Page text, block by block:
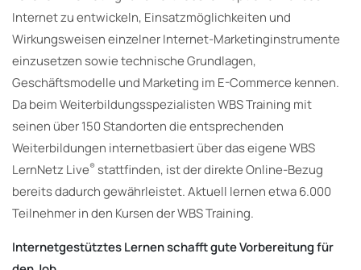
Internet zu entwickeln, Einsatzmöglichkeiten und
Wirkungsweisen einzelner Internet-Marketinginstrumente
einzusetzen sowie technische Grundlagen,
Geschäftsmodelle und Marketing im E-Commerce kennen.
Da beim Weiterbildungsspezialisten WBS Training mit
seinen über 150 Standorten die entsprechenden
Weiterbildungen internetbasiert über das eigene WBS
LernNetz Live® stattfinden, ist der direkte Online-Bezug
bereits dadurch gewährleistet. Aktuell lernen etwa 6.000
Teilnehmer in den Kursen der WBS Training.
Internetgestütztes Lernen schafft gute Vorbereitung für